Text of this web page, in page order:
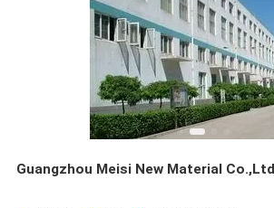
Guangzhou Meisi New Material Co.,Ltd